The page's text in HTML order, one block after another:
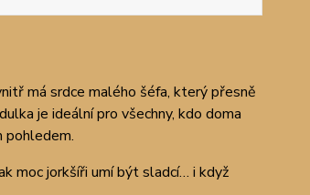
má srdce malého šéfa, který přesně
je ideální pro všechny, kdo doma
pohledem.
moc jorkšíři umí být sladcí… i když